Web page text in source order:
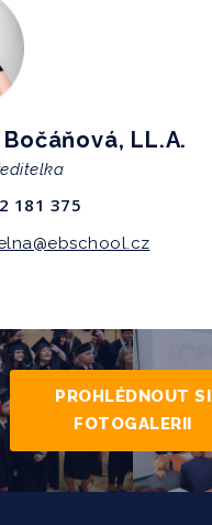
LL.A.
181 375
PROHLÉDNOUT SI
FOTOGALERII